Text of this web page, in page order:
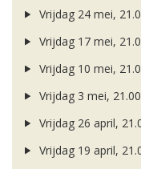
Vrijdag 24 mei,
Vrijdag 17 mei,
Vrijdag 10 mei,
Vrijdag 3 mei,
Vrijdag 26 april,
Vrijdag 19 april,